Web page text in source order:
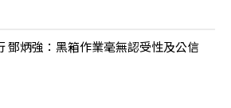
鄧炳強：黑箱作業毫無認受性及公信